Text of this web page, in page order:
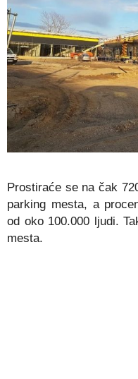
Prostiraće se na čak
parking mesta, a
od oko 100.000 ljudi.
mesta.